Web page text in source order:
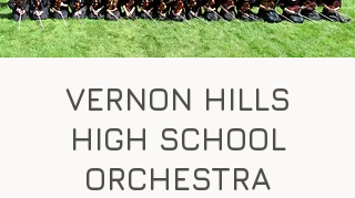
VERNON HILLS
HIGH SCHOOL
ORCHESTRA